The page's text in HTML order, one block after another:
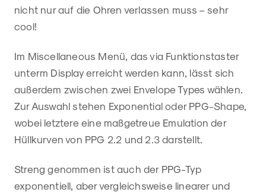
nicht nur auf die Ohren verlassen muss – sehr
cool!
Im Miscellaneous Menü, das via Funktionstaster
unterm Display erreicht werden kann, lässt sich
außerdem zwischen zwei Envelope Types wählen.
Zur Auswahl stehen Exponential oder PPG-Shape,
wobei letztere eine maßgetreue Emulation der
Hüllkurven von PPG 2.2 und 2.3 darstellt.
Streng genommen ist auch der PPG-Typ
exponentiell, aber vergleichsweise linearer und